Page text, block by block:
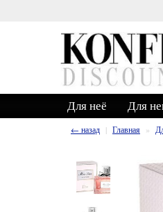
Вам
Для неё Для
← назад Главная